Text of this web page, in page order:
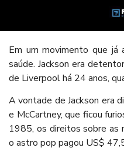
Em um movimento que já
saúde. Jackson era
de Liverpool há 24 anos,
A vontade de Jackson era
e McCartney, que ficou
1985, os direitos sobre as
o astro pop pagou US$